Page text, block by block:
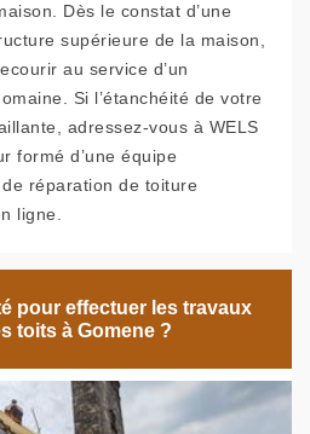
Dès le constat d’une
supérieure de la maison,
au service d’un
Si l’étanchéité de votre
adressez-vous à WELS
formé d’une équipe
réparation de toiture
ligne.
pour effectuer les travaux
toits à Gomene ?